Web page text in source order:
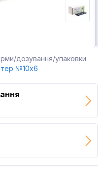
дозування/упаковки
№10x6